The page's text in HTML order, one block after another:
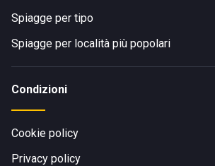
Spiagge per tipo
Spiagge per località più popolari
Condizioni
Cookie policy
Privacy policy